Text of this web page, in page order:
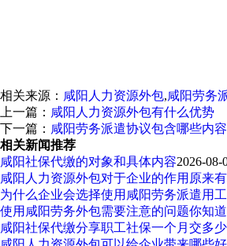
相关来源： 咸阳人力资源外包,咸阳劳务
上一篇： 咸阳人力资源外包有什么优势
下一篇： 咸阳劳务派遣协议包含哪些内容
相关新闻推荐
咸阳社保代缴的对象和具体内容2026-08-
咸阳人力资源外包对于企业的作用原来
为什么企业会选择使用咸阳劳务派遣用工
使用咸阳劳务外包需要注意的问题你知
咸阳社保代缴分享职工社保一个月交多